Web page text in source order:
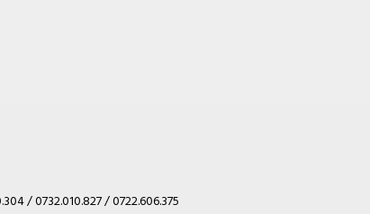
/ 0732.010.827 / 0722.606.375